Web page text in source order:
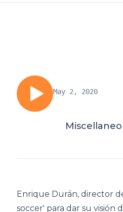
May 2, 2020
Enrique Durán, director
soccer' para dar su